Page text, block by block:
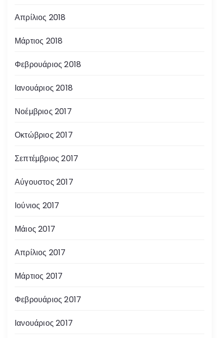
Απρίλιος 2018
Μάρτιος 2018
Φεβρουάριος 2018
Ιανουάριος 2018
Νοέμβριος 2017
Οκτώβριος 2017
Σεπτέμβριος 2017
Αύγουστος 2017
Ιούνιος 2017
Μάιος 2017
Απρίλιος 2017
Μάρτιος 2017
Φεβρουάριος 2017
Ιανουάριος 2017